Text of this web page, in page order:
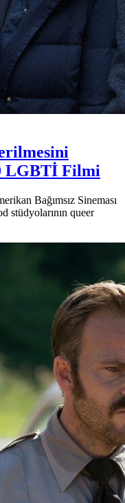
LGBTİ Filmi
Bağımsız Sineması
stüdyolarının queer